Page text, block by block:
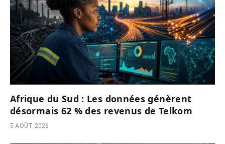
Afrique du Sud : Les données génèrent
désormais 62 % des revenus de Telkom
5 AOÛT 2026